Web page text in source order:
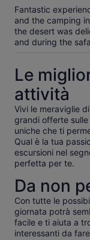
Fantastic
and the camping
the desert was
and during the
Le
attività
Vivi le meraviglie
grandi offerte
uniche che ti
Qual è la tua
escursioni nel
perfetta per te.
Da non
Con tutte le
giornata potrà
facile e ti aiuta a
interessanti da